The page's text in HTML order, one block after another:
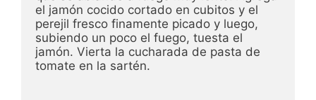
el jamón cocido cortado en cubitos y el
perejil fresco finamente picado y luego,
subiendo un poco el fuego, tuesta el
jamón. Vierta la cucharada de pasta de
tomate en la sartén.